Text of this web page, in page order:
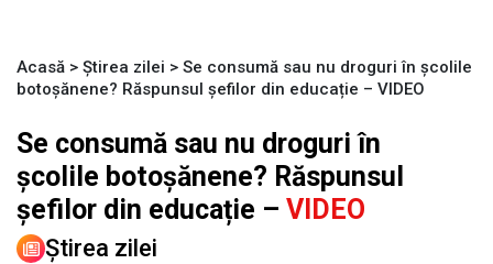
Acasă > Știrea zilei > Se consumă sau nu droguri în școlile
botoșănene? Răspunsul șefilor din educație – VIDEO
Se consumă sau nu droguri în
școlile botoșănene? Răspunsul
șefilor din educație – VIDEO
Știrea zilei